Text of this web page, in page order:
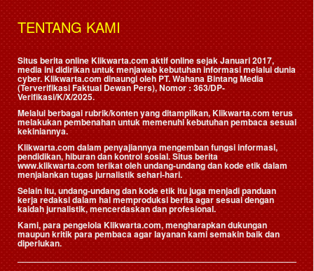
TENTANG KAMI
Situs berita online Klikwarta.com aktif online sejak Januari 2017,
media ini didirikan untuk menjawab kebutuhan informasi melalui dunia
cyber. Klikwarta.com dinaungi oleh PT. Wahana Bintang Media
(Terverifikasi Faktual Dewan Pers), Nomor : 363/DP-
Verifikasi/K/X/2025.
Melalui berbagai rubrik/konten yang ditampilkan, Klikwarta.com terus
melakukan pembenahan untuk memenuhi kebutuhan pembaca sesuai
kekiniannya.
Klikwarta.com dalam penyajiannya mengemban fungsi informasi,
pendidikan, hiburan dan kontrol sosial. Situs berita
www.klikwarta.com terikat oleh undang-undang dan kode etik dalam
menjalankan tugas jurnalistik sehari-hari.
Selain itu, undang-undang dan kode etik itu juga menjadi panduan
kerja redaksi dalam hal memproduksi berita agar sesuai dengan
kaidah jurnalistik, mencerdaskan dan profesional.
Kami, para pengelola Klikwarta.com, mengharapkan dukungan
maupun kritik para pembaca agar layanan kami semakin baik dan
diperlukan.